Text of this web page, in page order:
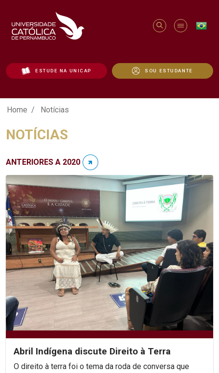
ESTUDE NA UNICAP SOU ESTUDANTE
Notícias - Unicap
Home Notícias
NOTÍCIAS
ANTERIORES A 2020
Abril Indígena discute Direito à Terra
O direito à terra foi o tema da roda de conversa que